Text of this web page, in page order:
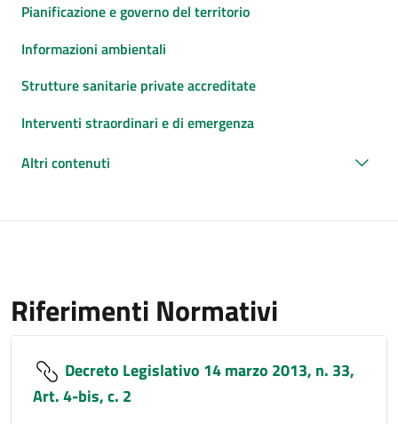
Pianificazione e governo del territorio
Informazioni ambientali
Strutture sanitarie private accreditate
Interventi straordinari e di emergenza
Altri contenuti
Riferimenti Normativi
Decreto Legislativo 14 marzo 2013, n. 33,
Art. 4-bis, c. 2